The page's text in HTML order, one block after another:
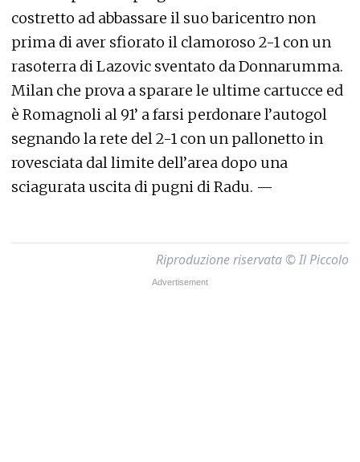
costretto ad abbassare il suo baricentro non
prima di aver sfiorato il clamoroso 2-1 con un
rasoterra di Lazovic sventato da Donnarumma.
Milan che prova a sparare le ultime cartucce ed
è Romagnoli al 91’ a farsi perdonare l’autogol
segnando la rete del 2-1 con un pallonetto in
rovesciata dal limite dell’area dopo una
sciagurata uscita di pugni di Radu. —
Riproduzione riservata © Il Piccolo